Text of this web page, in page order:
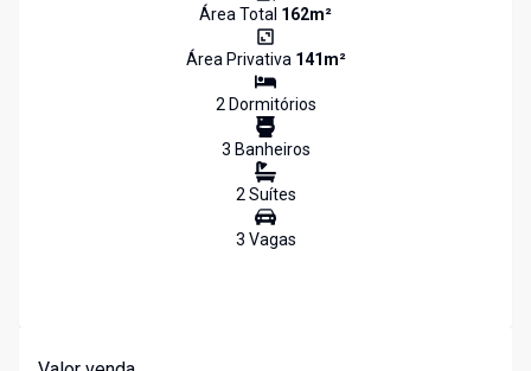
Área Total 162m²
Área Privativa 141m²
2Dormitórios
3 Banheiros
2Suítes
3 Vagas